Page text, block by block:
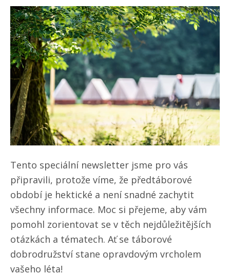
Tento speciální newsletter jsme pro vás
připravili, protože víme, že předtáborové
období je hektické a není snadné zachytit
všechny informace. Moc si přejeme, aby vám
pomohl zorientovat se v těch nejdůležitějších
otázkách a tématech. Ať se táborové
dobrodružství stane opravdovým vrcholem
vašeho léta!